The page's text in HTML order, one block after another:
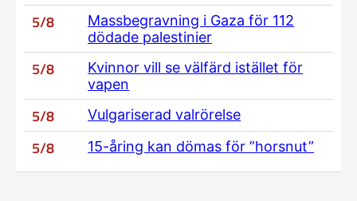
5/8
Massbegravning i Gaza för 112
dödade palestinier
5/8
Kvinnor vill se välfärd istället för
vapen
5/8 Vulgariserad valrörelse
5/8 15-åring kan dömas för ”horsnut”